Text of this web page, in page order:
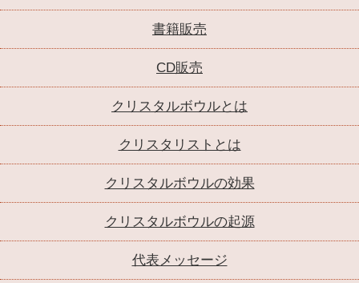
書籍販売
CD販売
クリスタルボウルとは
クリスタリストとは
クリスタルボウルの効果
クリスタルボウルの起源
代表メッセージ